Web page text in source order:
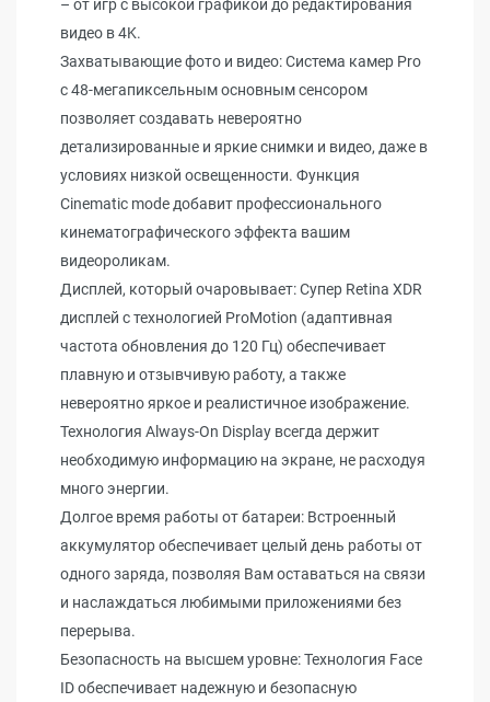
– от игр с высокой графикой до редактирования
видео в 4K.
Захватывающие фото и видео: Система камер Pro
с 48-мегапиксельным основным сенсором
позволяет создавать невероятно
детализированные и яркие снимки и видео, даже в
условиях низкой освещенности. Функция
Cinematic mode добавит профессионального
кинематографического эффекта вашим
видеороликам.
Дисплей, который очаровывает: Супер Retina XDR
дисплей с технологией ProMotion (адаптивная
частота обновления до 120 Гц) обеспечивает
плавную и отзывчивую работу, а также
невероятно яркое и реалистичное изображение.
Технология Always-On Display всегда держит
необходимую информацию на экране, не расходуя
много энергии.
Долгое время работы от батареи: Встроенный
аккумулятор обеспечивает целый день работы от
одного заряда, позволяя Вам оставаться на связи
и наслаждаться любимыми приложениями без
перерыва.
Безопасность на высшем уровне: Технология Face
ID обеспечивает надежную и безопасную